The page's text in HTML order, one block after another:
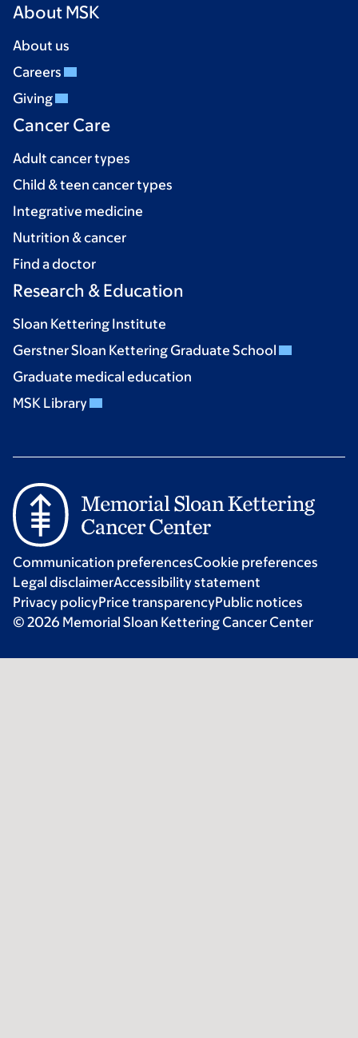
About MSK
About us
Careers
Giving
Cancer Care
Adult cancer types
Child & teen cancer types
Integrative medicine
Nutrition & cancer
Find a doctor
Research & Education
Sloan Kettering Institute
Gerstner Sloan Kettering Graduate School
Graduate medical education
MSK Library
Communication preferencesCookie preferences
Legal disclaimerAccessibility statement
Privacy policyPrice transparencyPublic notices
© 2026 Memorial Sloan Kettering Cancer Center